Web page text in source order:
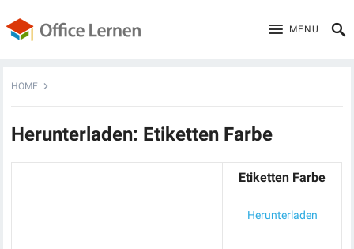
MENU
HOME
Herunterladen: Etiketten Farbe
Etiketten Farbe
Herunterladen